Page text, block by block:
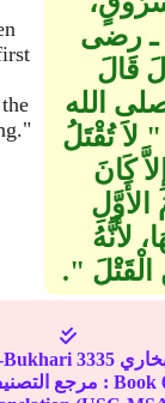
ـ رضى
قَالَ
الله
لاَ تُقْتَلُ
كَانَ
لأَنَّهُ
‏"‏‏.‏
Bukhari 3335
In-book reference مرجع التصنيف : Book